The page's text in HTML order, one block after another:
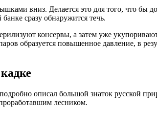
вниз. Делается это для того, что бы
сразу обнаружится течь.
консервы, а затем уже
образуется повышенное давление, в
описал большой знаток русской
лесником.